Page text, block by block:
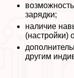
зарядки;
наличие
(настройки)
другим